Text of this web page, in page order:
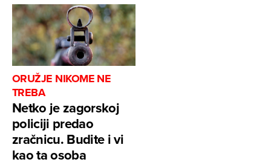
ORUŽJE NIKOME NE
TREBA
Netko je zagorskoj
policiji predao
zračnicu. Budite i vi
kao ta osoba